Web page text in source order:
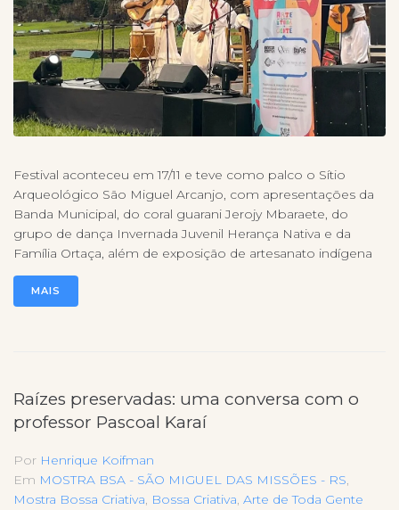
Festival aconteceu em 17/11 e teve como palco o Sítio
Arqueológico São Miguel Arcanjo, com apresentações da
Banda Municipal, do coral guarani Jerojy Mbaraete, do
grupo de dança Invernada Juvenil Herança Nativa e da
Família Ortaça, além de exposição de artesanato indígena
MAIS
Raízes preservadas: uma conversa com o
professor Pascoal Karaí
Por Henrique Koifman
Em MOSTRA BSA - SÃO MIGUEL DAS MISSÕES - RS,
Mostra Bossa Criativa, Bossa Criativa, Arte de Toda Gente